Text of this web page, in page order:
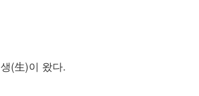
생(生)이 왔다.